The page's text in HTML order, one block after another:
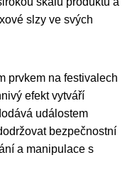
slzy ve svých
prvkem na festivalech
efekt vytváří
událostem
bezpečnostní
a manipulace s